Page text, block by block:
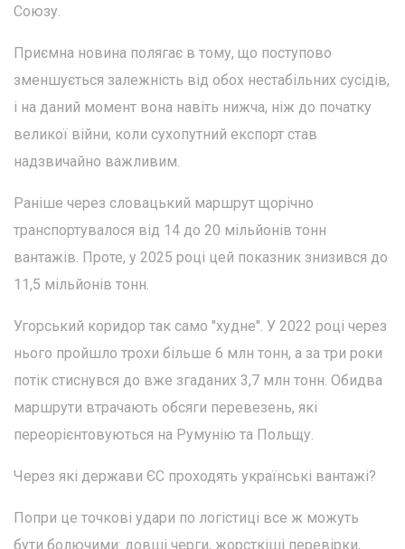
Союзу.
Приємна новина полягає в тому, що поступово
зменшується залежність від обох нестабільних сусідів,
і на даний момент вона навіть нижча, ніж до початку
великої війни, коли сухопутний експорт став
надзвичайно важливим.
Раніше через словацький маршрут щорічно
транспортувалося від 14 до 20 мільйонів тонн
вантажів. Проте, у 2025 році цей показник знизився до
11,5 мільйонів тонн.
Угорський коридор так само "худне". У 2022 році через
нього пройшло трохи більше 6 млн тонн, а за три роки
потік стиснувся до вже згаданих 3,7 млн тонн. Обидва
маршрути втрачають обсяги перевезень, які
переорієнтовуються на Румунію та Польщу.
Через які держави ЄС проходять українські вантажі?
Попри це точкові удари по логістиці все ж можуть
бути болючими: довші черги, жорсткіші перевірки,